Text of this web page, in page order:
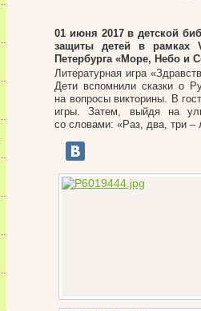
01 июня 2017 в детской
защиты детей в рамках
Петербурга «Море, Небо и
Литературная игра
Дети вспомнили сказки о
на вопросы викторины. В
игры. Затем, выйдя на
со словами: «Раз, два, три –